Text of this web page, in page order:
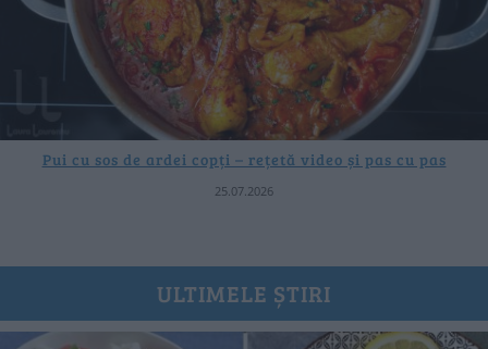
Pui cu sos de ardei copți – rețetă video și pas cu pas
25.07.2026
ULTIMELE ȘTIRI